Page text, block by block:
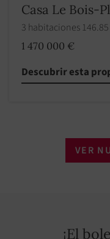
Casa Le Bois-
3 habitaciones
1 470 000 €
Descubrir esta
VER
¡El